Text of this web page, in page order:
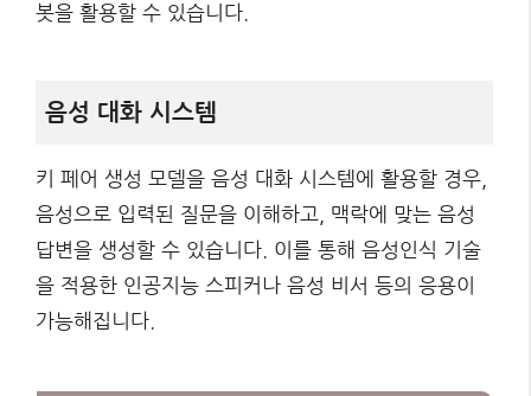
봇을 활용할 수 있습니다.
음성 대화 시스템
키 페어 생성 모델을 음성 대화 시스템에 활용할 경우,
음성으로 입력된 질문을 이해하고, 맥락에 맞는 음성
답변을 생성할 수 있습니다. 이를 통해 음성인식 기술
을 적용한 인공지능 스피커나 음성 비서 등의 응용이
가능해집니다.